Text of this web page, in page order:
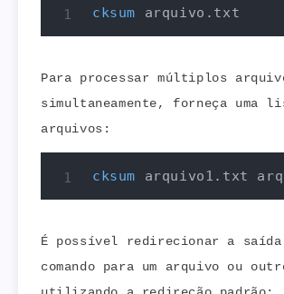
cksum arquivo.txt
Para processar múltiplos
simultaneamente, forneça uma
arquivos:
cksum arquivo1.txt
É possível redirecionar a saída
comando para um arquivo ou